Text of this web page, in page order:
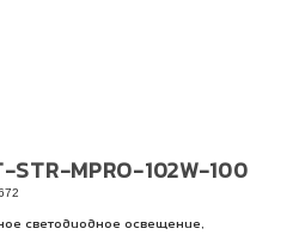
MPRO-102W-100
светодиодное освещение